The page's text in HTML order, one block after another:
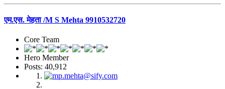
एम.एस. मेहता /M S Mehta 9910532720
Core Team
Hero Member
Posts: 40,912